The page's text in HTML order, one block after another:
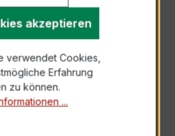
EASKD 31.5
akzeptieren
verwendet Cookies,
Erfahrung
zu können.
...